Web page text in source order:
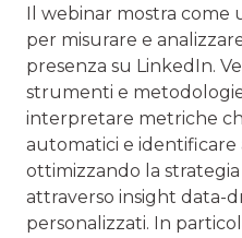
Il webinar mostra come
per misurare e
presenza su LinkedIn.
strumenti e
interpretare metriche
automatici e identificare
ottimizzando la
attraverso insight data-
personalizzati. In